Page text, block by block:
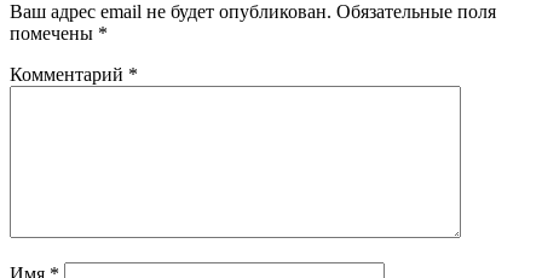
Ваш адрес email не будет опубликован. Обязательные поля
помечены *
Комментарий *